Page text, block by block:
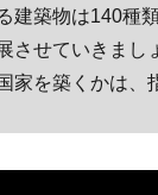
建築物は140種
させていきま
家を築くかは、